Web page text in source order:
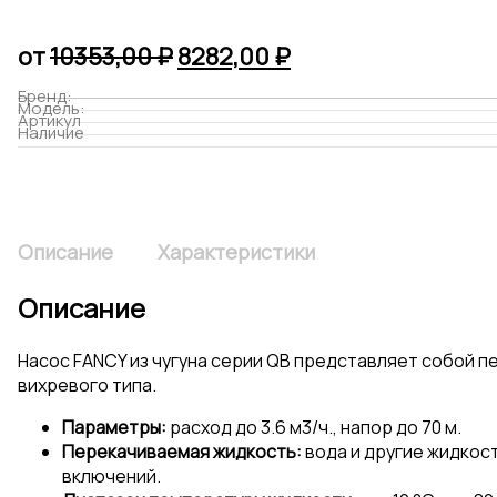
от10353,00₽Первоначальная
цена
составляла
10353,00 ₽.
8282,00 ₽Текущая
цена:
8282,00 ₽.
Бренд:
Модель:
Артикул
Наличие
Описание Характеристики
Описание
Насос FANCY из чугуна серии QB представляет собой
вихревого типа.
Параметры: расход до 3.6 м3/ч., напор до 70 м.
Перекачиваемая жидкость:вода и другие
включений.